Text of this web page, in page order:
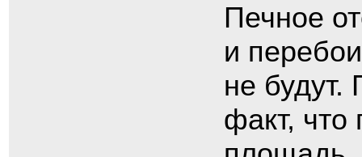
Печное
и
не будут.
факт,